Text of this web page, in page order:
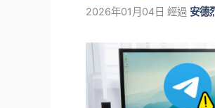
2026年01月04日 經過 安德